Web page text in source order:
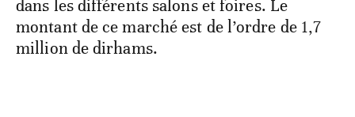
dans les différents salons et foires. Le
montant de ce marché est de l’ordre de 1,7
million de dirhams.